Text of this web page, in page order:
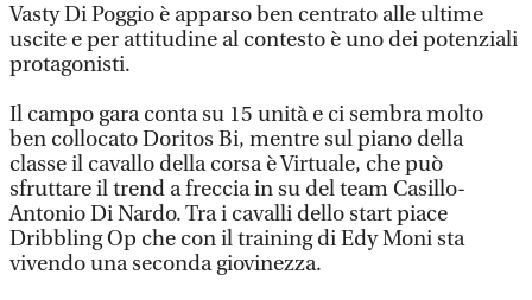
Vasty Di Poggio è apparso ben centrato alle ultime
uscite e per attitudine al contesto è uno dei potenziali
protagonisti.
Il campo gara conta su 15 unità e ci sembra molto
ben collocato Doritos Bi, mentre sul piano della
classe il cavallo della corsa è Virtuale, che può
sfruttare il trend a freccia in su del team Casillo-
Antonio Di Nardo. Tra i cavalli dello start piace
Dribbling Op che con il training di Edy Moni sta
vivendo una seconda giovinezza.